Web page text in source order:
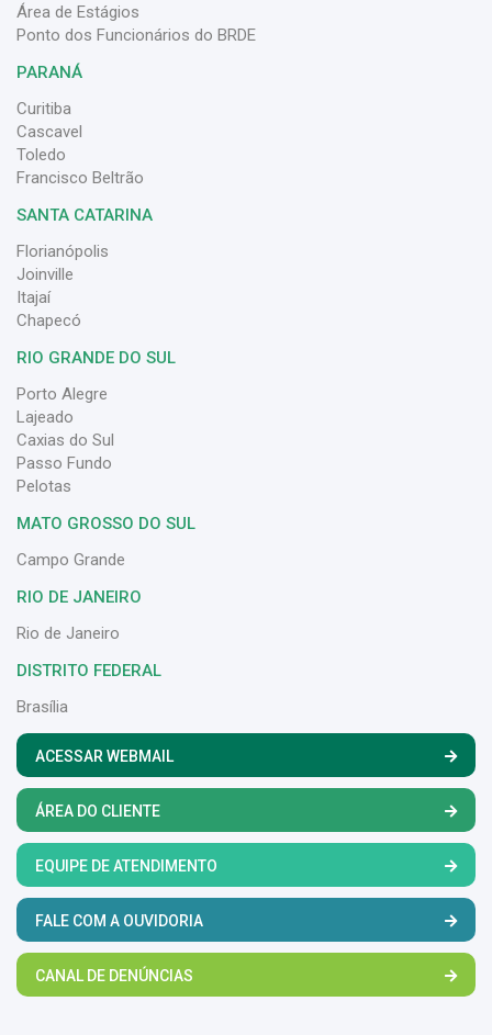
Área de Estágios
Ponto dos Funcionários do BRDE
PARANÁ
Curitiba
Cascavel
Toledo
Francisco Beltrão
SANTA CATARINA
Florianópolis
Joinville
Itajaí
Chapecó
RIO GRANDE DO SUL
Porto Alegre
Lajeado
Caxias do Sul
Passo Fundo
Pelotas
MATO GROSSO DO SUL
Campo Grande
RIO DE JANEIRO
Rio de Janeiro
DISTRITO FEDERAL
Brasília
ACESSAR WEBMAIL
ÁREA DO CLIENTE
EQUIPE DE ATENDIMENTO
FALE COM A OUVIDORIA
CANAL DE DENÚNCIAS